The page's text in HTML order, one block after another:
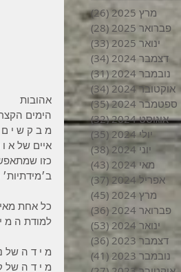
אהובות
הימים
מ ב ק ש י ם
איים של א
כזו
כל אחת
למודת ה מ
מ י ד ה של
מ י ד ה של
מרץ 2025 (26)
26 פוסטים
פברואר 2025
(28)
28 פוסטים
ינואר 2025
(33)
33 פוסטים
דצמבר 2024
(34)
34 פוסטים
נובמבר 2024
(31)
31 פוסטים
אוקטובר 2024
(34)
34 פוסטים
ספטמבר 2024
(35)
35 פוסטים
אוגוסט 2024
(32)
32 פוסטים
יולי 2024
(35)
35 פוסטים
יוני 2024
(38)
38 פוסטים
מאי 2024
(43)
אפריל 2024
(37)
מרץ 2024
(45)
פברואר 2024
(36)
36 פוסטים
ינואר 2024
(53)
53 פוסטים
דצמבר 2023
(36)
נובמבר 2023
(41)
41 פוסטים